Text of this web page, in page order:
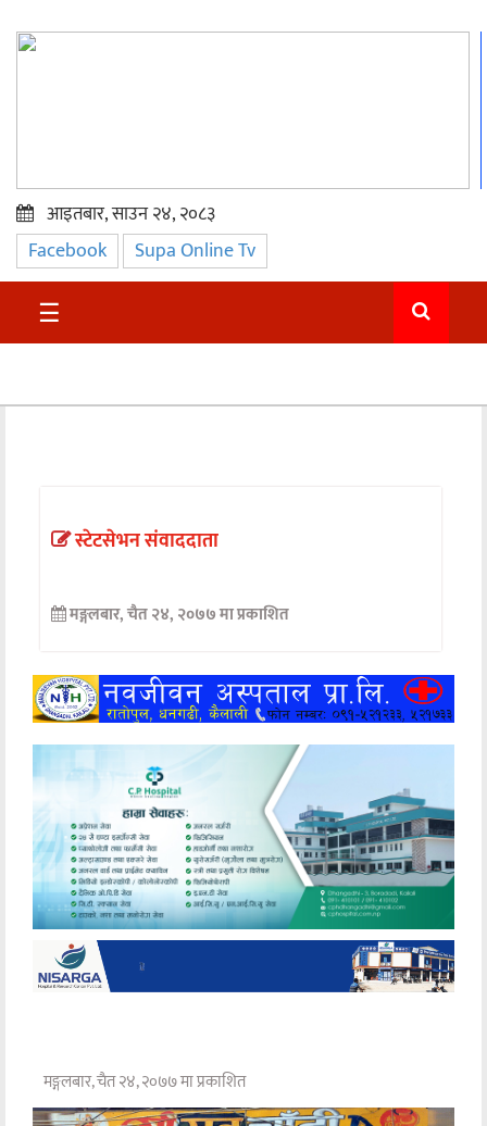
प्रमुख
समाचार
सुदुर
अन्तर्वार्ता
खेलकुद
अन्य
आइतबार, साउन २४, २०८३
Facebook Supa Online Tv
☰
स्टेटसेभन संवाददाता
मङ्गलबार, चैत २४, २०७७ मा प्रकाशित
मङ्गलबार, चैत २४, २०७७ मा प्रकाशित